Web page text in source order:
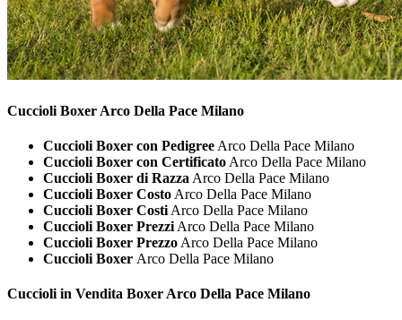
Cuccioli Boxer Arco Della Pace Milano
Cuccioli Boxer con Pedigree Arco Della Pace Milano
Cuccioli Boxer con Certificato Arco Della Pace Milano
Cuccioli Boxer di Razza Arco Della Pace Milano
Cuccioli Boxer Costo Arco Della Pace Milano
Cuccioli Boxer Costi Arco Della Pace Milano
Cuccioli Boxer Prezzi Arco Della Pace Milano
Cuccioli Boxer Prezzo Arco Della Pace Milano
Cuccioli Boxer Arco Della Pace Milano
Cuccioli in Vendita Boxer Arco Della Pace Milano